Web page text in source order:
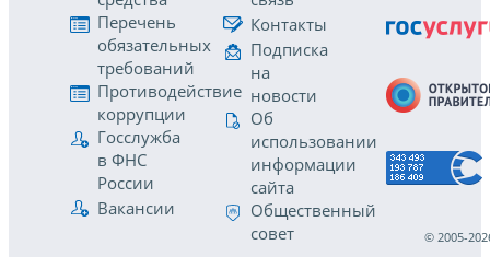
Перечень
обязательных
требований
Противодействие
коррупции
Госслужба
в ФНС
России
Вакансии
Контакты
Подписка
на
новости
Об
использовании
информации
сайта
Общественный
совет
© 2005-